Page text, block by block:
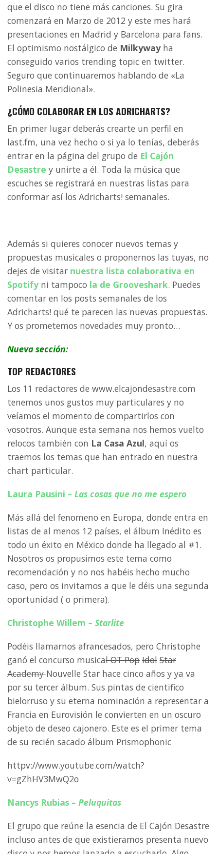
que el disco no tiene más canciones. Su gira
comenzará en Marzo de 2012 y este mes hará
presentaciones en Madrid y Barcelona para fans.
El optimismo nostálgico de Milkywayha
conseguido varios trending topic en twitter.
Seguro que continuaremos hablando de «La
Polinesia Meridional».
¿CÓMO COLABORAR EN LOS ADRICHARTS?
En primer lugar deberás crearte un perfil en
last.fm, una vez hecho o si ya lo tenías, deberás
entrar en la página del grupo de El Cajón
Desastre y unirte a él. Toda la música que
escuches se registrará en nuestras listas para
conformar así los Adricharts! semanales.
Además si quieres conocer nuevos temas y
propuestas musicales o proponernos las tuyas, no
dejes de visitar nuestra lista colaborativa en
Spotifyni tampoco la de Grooveshark. Puedes
comentar en los posts semanales de los
Adricharts! qué te parecen las nuevas propuestas.
Y os prometemos novedades muy pronto…
Nueva sección:
TOP REDACTORES
Los 11 redactores de www.elcajondesastre.com
tenemos unos gustos muy particulares y no
veíamos el momento de compartirlos con
vosotros. Aunque esta semana nos hemos vuelto
relocos también con La Casa Azul, aquí os
traemos los temas que han entrado en nuestra
chart particular.
Laura Pausini – Las cosas que no me espero
Más allá del fenomeno en Europa, donde entra en
listas de al menos 12 países, el álbum Inédito es
todo un éxito en México donde ha llegado al #1.
Nosotros os propusimos este tema como
recomendación y no nos habéis hecho mucho
caso, pero os invitamos a que le déis una segunda
oportunidad ( o primera).
Christophe Willem – Starlite
Podéis llamarnos afrancesados, pero Christophe
ganó el concurso musical OTPop Idol Star
AcademyNouvelle Star hace cinco años y ya va
por su tercer álbum. Sus pintas de cientifico
bielorruso y su eterna nominación a representar a
Francia en Eurovisión le convierten en un oscuro
objeto de deseo cajonero. Este es el primer tema
de su recién sacado álbum Prismophonic
httpv://www.youtube.com/watch?
v=gZhHV3MwQ2o
Nancys Rubias – Peluquitas
El grupo que reúne la esencia de El Cajón Desastre
incluso antes de que existieramos presenta nuevo